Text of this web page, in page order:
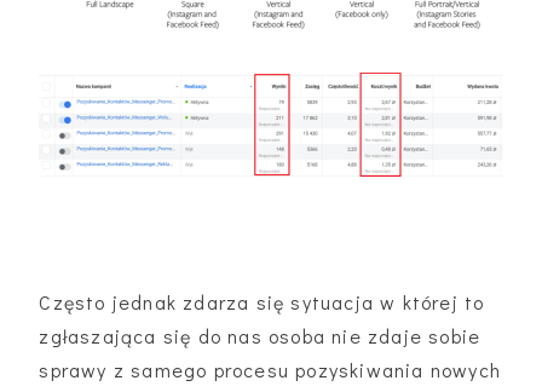
Często jednak zdarza się sytuacja w której to
zgłaszająca się do nas osoba nie zdaje sobie
sprawy z samego procesu pozyskiwania nowych